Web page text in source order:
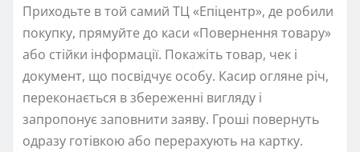
Приходьте в той самий ТЦ «Епіцентр», де робили
покупку, прямуйте до каси «Повернення товару»
або стійки інформації. Покажіть товар, чек і
документ, що посвідчує особу. Касир огляне річ,
переконається в збереженні вигляду і
запропонує заповнити заяву. Гроші повернуть
одразу готівкою або перерахують на картку.